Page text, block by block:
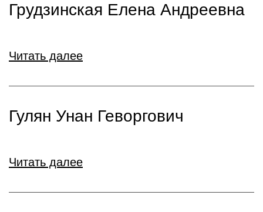
Грудзинская Елена Андреевна
Читать далее
Гулян Унан Геворгович
Читать далее